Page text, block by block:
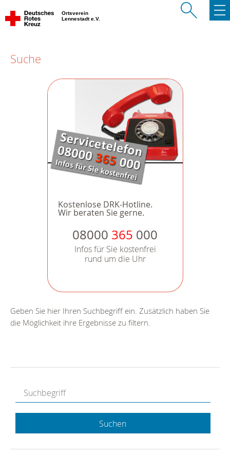
Ortsverein
Lennestadt e.V.
Suche
Kostenlose DRK-Hotline.
Wir beraten Sie gerne.
08000 365 000
Infos für Sie kostenfrei
rund um die Uhr
Geben Sie hier Ihren Suchbegriff ein. Zusätzlich haben Sie
die Möglichkeit ihre Ergebnisse zu filtern.
Suchen